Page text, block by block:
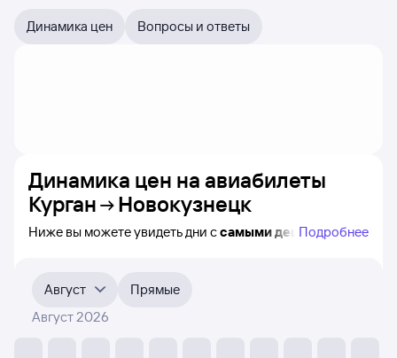
Динамика цен Вопросы и ответы
Динамика цен на авиабилеты
Курган
Новокузнецк
Ниже вы можете увидеть дни ссамыми дешёвыми
месяцы. Выберите дату, перейдите по клику к поиску
билетов на самолёт и просмотру
Подробнее
Август
Прямые
Август 2026